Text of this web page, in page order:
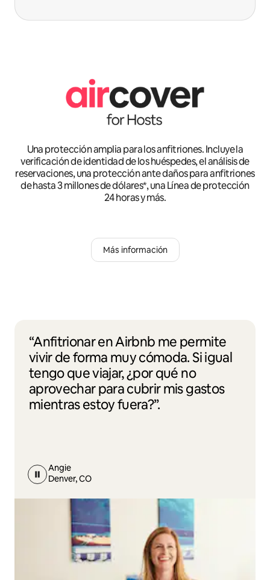
Una protección amplia para los anfitriones. Incluye la
verificación de identidad de los huéspedes, el análisis de
reservaciones, una protección ante daños para anfitriones
de hasta 3 millones de dólares*, una Línea de protección
24 horas y más.
Más información
“Anfitrionar en Airbnb me permite
vivir de forma muy cómoda. Si igual
tengo que viajar, ¿por qué no
aprovechar para cubrir mis gastos
mientras estoy fuera?”.
Angie
Denver, CO